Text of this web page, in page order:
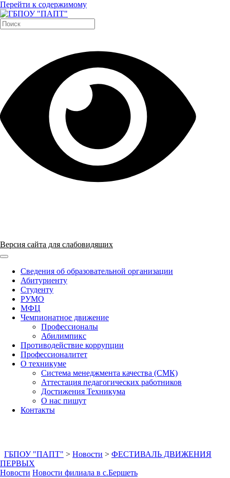
Перейти к содержимому
Версия сайта для слабовидящих
Сведения об образовательной организации
Абитуриенту
Студенту
РУМО
МФЦ
Чемпионатное движение
Профессионалы
Абилимпикс
Противодействие коррупции
Профессионалитет
О техникуме
Система менеджмента качества (СМК)
Аттестация педагогических работников
Достижения Техникума
О нас пишут
Контакты
ГБПОУ "ПАПТ" > Новости > ФЕСТИВАЛЬ ДВИЖЕНИЯ
ПЕРВЫХ
Новости Новости филиала в с.Бершеть